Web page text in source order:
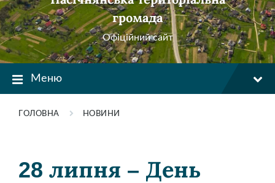
громада
Офіційний сайт
Меню
ГОЛОВНА НОВИНИ
28 липня – День